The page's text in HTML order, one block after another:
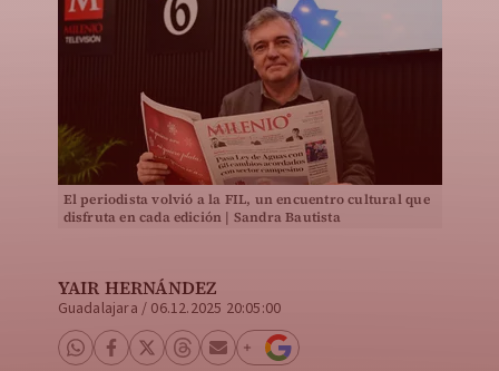
El periodista volvió a la FIL, un encuentro cultural que
disfruta en cada edición | Sandra Bautista
YAIR HERNÁNDEZ
Guadalajara / 06.12.2025 20:05:00